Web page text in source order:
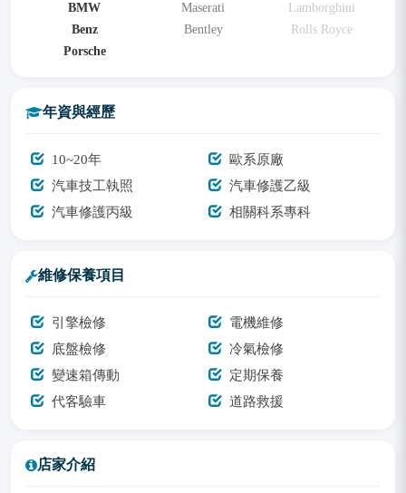
BMW
Benz
Porsche
Maserati
Bentley
Lamborghini
Rolls Royce
年資與經歷
10~20年
歐系原廠
汽車技工執照
汽車修護乙級
汽車修護丙級
相關科系專科
維修保養項目
引擎檢修
電機維修
底盤檢修
冷氣檢修
變速箱傳動
定期保養
代客驗車
道路救援
店家介紹